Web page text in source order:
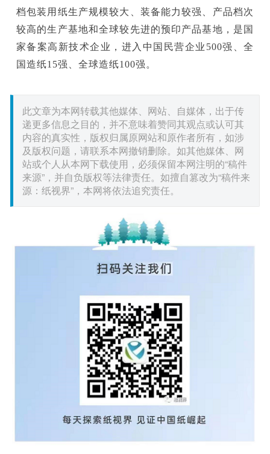
档包装用纸生产规模较大、装备能力较强、产品档次
较高的生产基地和全球较先进的预印产品基地，是国
家备案高新技术企业，进入中国民营企业500强、全
国造纸15强、全球造纸100强。
此文章为本网转载其他媒体、网站、自媒体，出于传
递更多信息之目的，并不意味着赞同其观点或认可其
内容的真实性，版权归属原网站和原作者所有，如涉
及版权问题，请联系本网撤销删除。如其他媒体、网
站或个人从本网下载使用，必须保留本网注明的“稿件
来源”，并自负版权等法律责任。如擅自篡改为“稿件来
源：纸视界”，本网将依法追究责任。